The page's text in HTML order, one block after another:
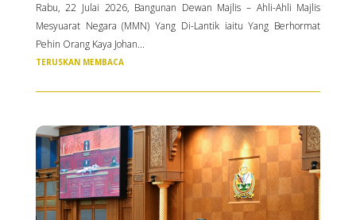
Rabu, 22 Julai 2026, Bangunan Dewan Majlis – Ahli-Ahli Majlis
Mesyuarat Negara (MMN) Yang Di-Lantik iaitu Yang Berhormat
Pehin Orang Kaya Johan...
TERUSKAN MEMBACA